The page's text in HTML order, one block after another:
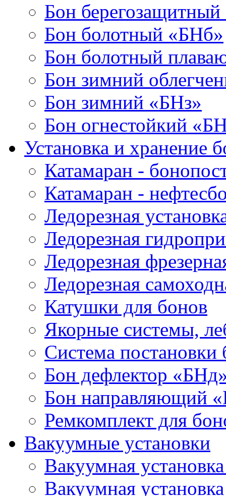
Бон
Бон болотный «БНб»
Бон болотный
Бон зимний
Бон зимний «БНз»
Бон огнестойкий
Установка и хранение
Катамаран -
Катамаран -
Ледорезная
Ледорезная
Ледорезная
Ледорезная
Катушки для бонов
Якорные системы,
Система
Бон дефлектор
Бон направляющий
Ремкомплект для
Вакуумные установки
Вакуумная
Вакуумная